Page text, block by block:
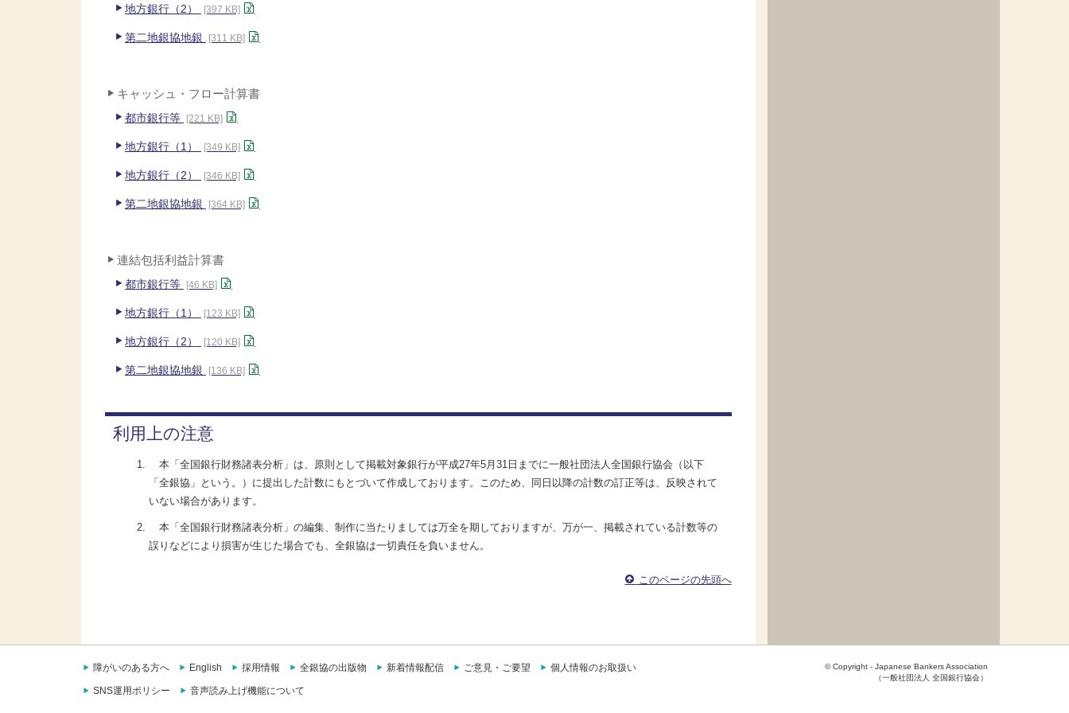
地方銀行（2） [397 KB]
第二地銀協地銀 [311 KB]
キャッシュ・フロー計算書
都市銀行等 [221 KB]
地方銀行（1） [349 KB]
地方銀行（2） [346 KB]
第二地銀協地銀 [364 KB]
連結包括利益計算書
都市銀行等 [46 KB]
地方銀行（1） [123 KB]
地方銀行（2） [120 KB]
第二地銀協地銀 [136 KB]
利用上の注意
本「全国銀行財務諸表分析」は、原則として掲載対象銀行が平成27年5月31日までに一般社団法人全国銀行協会（以下
「全銀協」という。）に提出した計数にもとづいて作成しております。このため、同日以降の計数の訂正等は、反映されて
いない場合があります。
本「全国銀行財務諸表分析」の編集、制作に当たりましては万全を期しておりますが、万が一、掲載されている計数等の
誤りなどにより損害が生じた場合でも、全銀協は一切責任を負いません。
このページの先頭へ
障がいのある方へ English 採用情報 全銀協の出版物 新着情報配信 ご意見・ご要望 個人情報のお取扱い
SNS運用ポリシー 音声読み上げ機能について
© Copyright - Japanese Bankers Association
（一般社団法人 全国銀行協会）